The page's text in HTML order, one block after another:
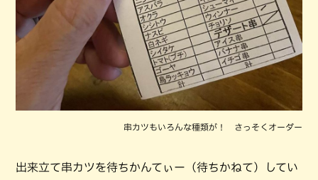
串カツもいろんな種類が！ さっそくオーダー
出来立て串カツを待ちかんてぃー（待ちかねて）してい